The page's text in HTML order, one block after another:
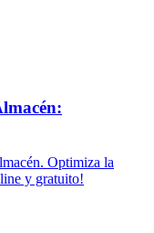
Optimiza la
y gratuito!